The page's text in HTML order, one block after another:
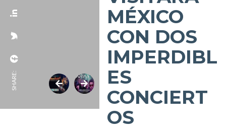
SHARE:
MÉXICO
CON DOS
IMPERDIBL
ES
CONCIERT
OS